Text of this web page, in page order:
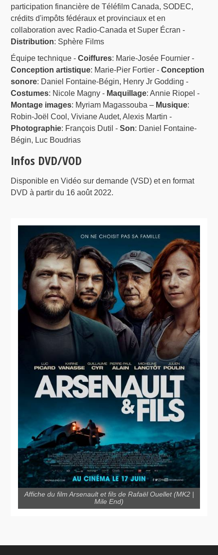
participation financière de Téléfilm Canada, SODEC,
crédits d'impôts fédéraux et provinciaux et en
collaboration avec Radio-Canada et Super Écran -
Distribution: Sphère Films
Équipe technique -Coiffures: Marie-Josée Fournier -
Conception artistique: Marie-Pier Fortier -Conception
sonore: Daniel Fontaine-Bégin, Henry Jr Godding -
Costumes: Nicole Magny - Maquillage: Annie Riopel -
Montage images: Myriam Magassouba – Musique:
Robin-Joël Cool, Viviane Audet, Alexis Martin -
Photographie: François Dutil -Son: Daniel Fontaine-
Bégin, Luc Boudrias
Infos DVD/VOD
Disponible en Vidéo sur demande (VSD) et en format
DVD à partir du 16 août 2022.
Affiche du film Arsenault et fils de Rafaël Ouellet (MK2 |
Mile End)